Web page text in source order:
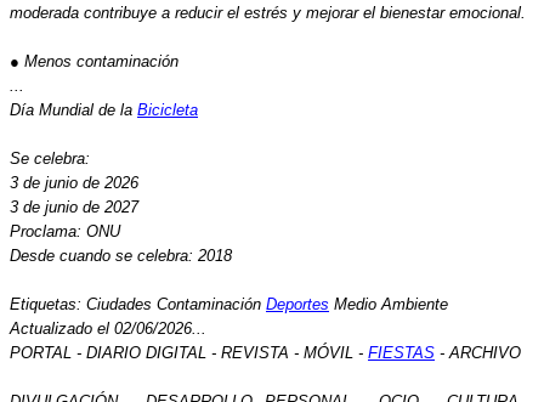
moderada contribuye a reducir el estrés y mejorar el bienestar emocional.
● Menos contaminación
...
Día Mundial de la Bicicleta
Se celebra:
3 de junio de 2026
3 de junio de 2027
Proclama: ONU
Desde cuando se celebra: 2018
Etiquetas: Ciudades Contaminación Deportes Medio Ambiente
Actualizado el 02/06/2026...
PORTAL - DIARIO DIGITAL - REVISTA - MÓVIL - FIESTAS - ARCHIVO